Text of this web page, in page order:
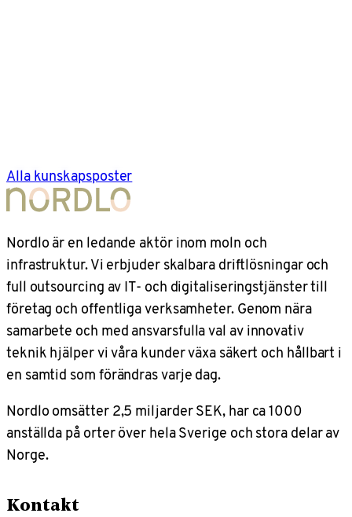
Alla kunskapsposter
Nordlo är en ledande aktör inom moln och
infrastruktur. Vi erbjuder skalbara driftlösningar och
full outsourcing av IT- och digitaliseringstjänster till
företag och offentliga verksamheter. Genom nära
samarbete och med ansvarsfulla val av innovativ
teknik hjälper vi våra kunder växa säkert och hållbart i
en samtid som förändras varje dag.
Nordlo omsätter 2,5 miljarder SEK, har ca 1000
anställda på orter över hela Sverige och stora delar av
Norge.
Kontakt